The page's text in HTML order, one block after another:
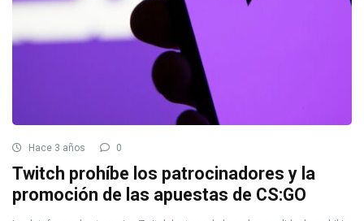
Hace 3 años 0
Twitch prohíbe los patrocinadores y la
promoción de las apuestas de CS:GO